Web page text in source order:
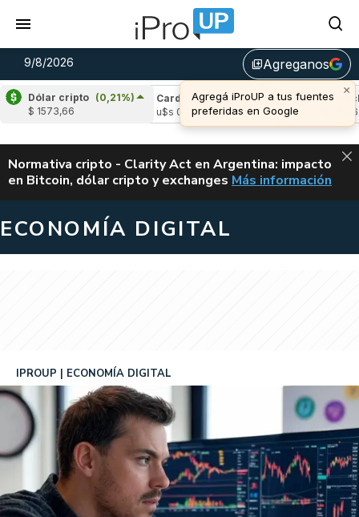
9/8/2026 library_addAgreganos
×
Agregá iProUP a tus fuentes
preferidas en Google
Dólar cripto (0,21%)
$ 1573,66
(-0,05%)
Cardano
(-1,39%)
u$s 0,20
Avalanche
u$s 6,46
ALERTA
Normativa cripto - Clarity Act en Argentina: impacto
en Bitcoin, dólar cripto y exchanges CLARITY ACT EN
Más información
ECONOMÍA DIGITAL
IPROUP ECONOMÍA DIGITAL